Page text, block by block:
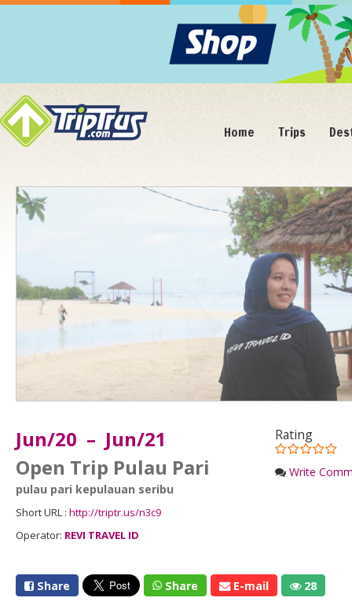
Home Trips
Rating
Write
Jun/20 – Jun/21
Open Trip Pulau Pari
pulau pari kepulauan seribu
Short URL : http://triptr.us/n3c9
Operator: REVI TRAVEL ID
Share Share E-mail 28